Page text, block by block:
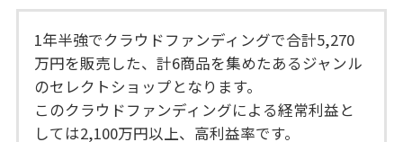
1年半強でクラウドファンディングで合計5,270
万円を販売した、計6商品を集めたあるジャンル
のセレクトショップとなります。
このクラウドファンディングによる経常利益と
しては2,100万円以上、高利益率です。